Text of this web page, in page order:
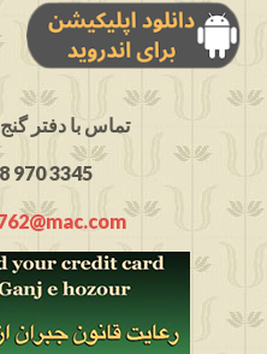
: تماس با دفتر
970 3345